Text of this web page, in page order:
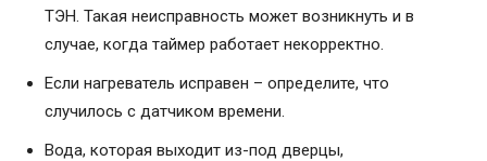
ТЭН. Такая неисправность может возникнуть и в
случае, когда таймер работает некорректно.
Если нагреватель исправен – определите, что
случилось с датчиком времени.
Вода, которая выходит из-под дверцы,